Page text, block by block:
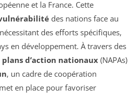
et la France. Cette
des nations face au
des efforts spécifiques,
en développement. À travers des
plans d’action nationaux (NAPAs)
, un cadre de coopération
en place pour favoriser